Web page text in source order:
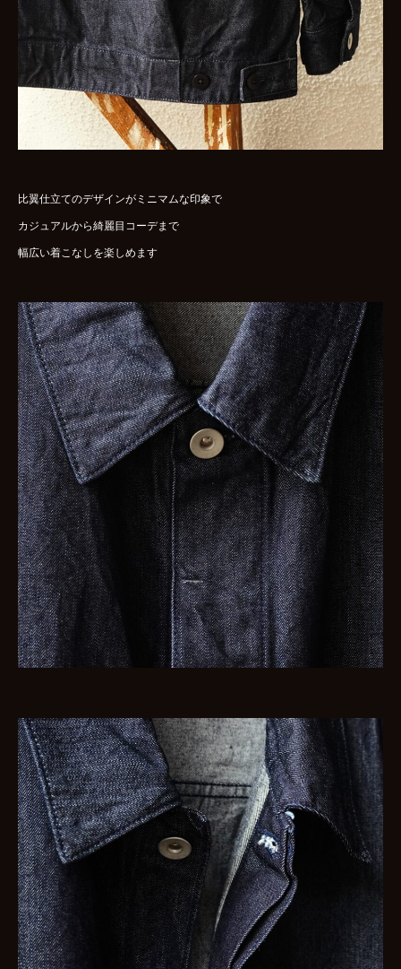
比翼仕立てのデザインがミニマムな印象で
カジュアルから綺麗目コーデまで
幅広い着こなしを楽しめます